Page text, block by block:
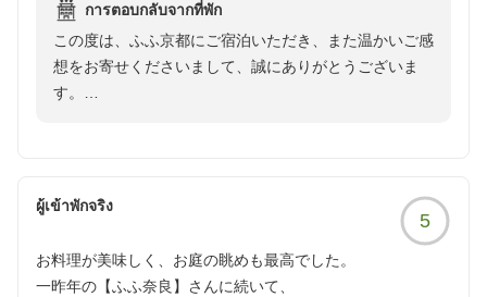
การตอบกลับจากที่พัก
この度は、ふふ京都にご宿泊いただき、また温かいご感
想をお寄せくださいまして、誠にありがとうございま
す。
はじめスタッフ一同、大変嬉しく拝読いたしました。ま
た、スタッフの対応につきましてもお褒めいただき、安
心してお過ごしいただけたとのことは、私どもにとりま
して何よりの喜びでございます。
ผู้เข้าพักจริง
5
お料理が美味しく、お庭の眺めも最高でした。
一昨年の【ふふ奈良】さんに続いて、